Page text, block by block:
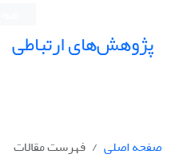
پژوهش‌های ارتباطی
صفحه اصلی
فهرست مقالات